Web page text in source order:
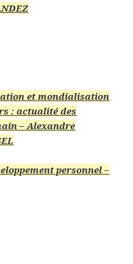
et mondialisation
: actualité des
– Alexandre
personnel –